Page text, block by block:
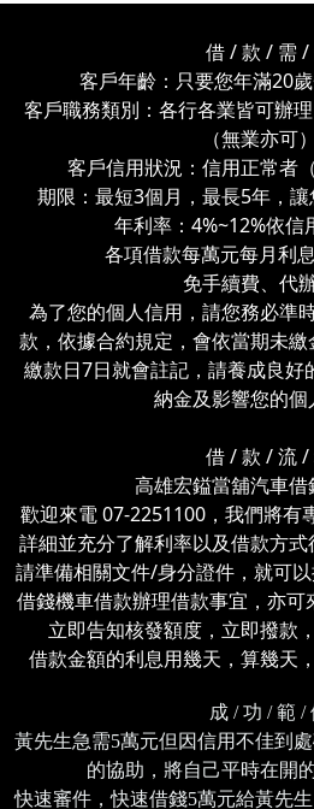
借 / 款 / 需 /
客戶年齡：只要您年滿20歲
客戶職務類別：各行各業皆可辦
（無業亦可）
客戶信用狀況：信用正常者
期限：最短3個月，最長5年，讓
年利率：4%~12%依信
各項借款每萬元每月利息
免手續費、代辦
為了您的個人信用，請您務必準
款，依據合約規定，會依當期未
繳款日7日就會註記，請養成良好
納金及影響您的個
借 / 款 / 流 /
高雄宏鎰當舖汽車借
歡迎來電 07-2251100，我們將有
詳細並充分了解利率以及借款方式
請準備相關文件/身分證件，就可
借錢機車借款辦理借款事宜，亦可
立即告知核發額度，立即撥款
借款金額的利息用幾天，算幾天
成 / 功 / 範 /
黃先生急需5萬元但因信用不佳到
的協助，將自己平時在開
快速審件，快速借錢5萬元給黃先